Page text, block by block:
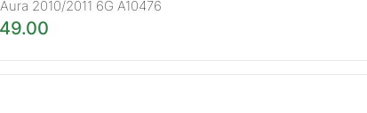
2010/2011 6G A10476